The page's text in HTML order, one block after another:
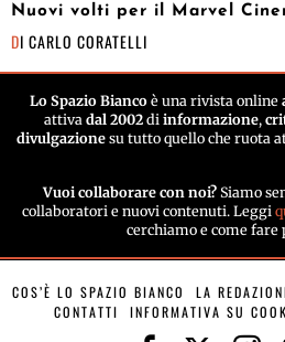
Nuovi volti per il Marvel
DI CARLO CORATELLI
Lo Spazio Biancoè una rivista online
attiva dal 2002 di informazione,
divulgazione su tutto quello che ruota
Vuoi collaborare con noi? Siamo
collaboratori e nuovi contenuti. Leggi
cerchiamo e come
COS’È LO SPAZIO BIANCO LA
CONTATTI
INFORMATIVA SU